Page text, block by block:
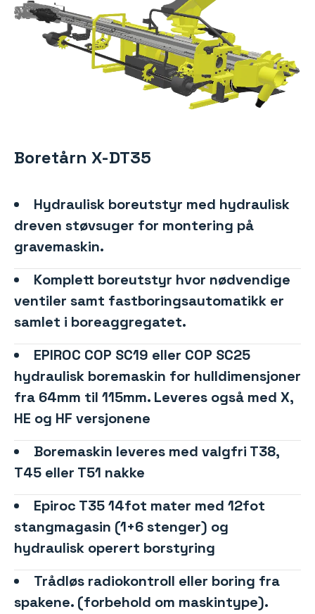
Boretårn X-DT35
Hydraulisk boreutstyr med hydraulisk
dreven støvsuger for montering på
gravemaskin.
Komplett boreutstyr hvor nødvendige
ventiler samt fastboringsautomatikk er
samlet i boreaggregatet.
EPIROC COP SC19 eller COP SC25
hydraulisk boremaskin for hulldimensjoner
fra 64mm til 115mm. Leveres også med X,
HE og HF versjonene
Boremaskin leveres med valgfri T38,
T45 eller T51 nakke
Epiroc T35 14fot mater med 12fot
stangmagasin (1+6 stenger) og
hydraulisk operert borstyring
Trådløs radiokontroll eller boring fra
spakene. (forbehold om maskintype).